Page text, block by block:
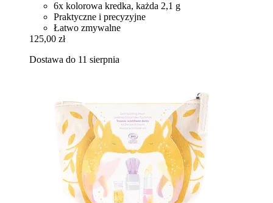
6x kolorowa kredka, każda 2,1 g
Praktyczne i precyzyjne
Łatwo zmywalne
125,00 zł
Dostawa do 11 sierpnia